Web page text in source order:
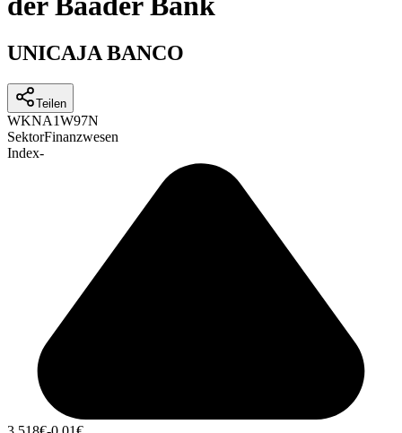
UNICAJA BANCO
Teilen
WKNA1W97N
SektorFinanzwesen
Index-